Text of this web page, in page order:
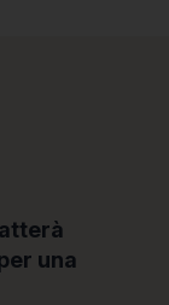
una